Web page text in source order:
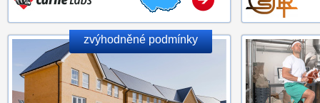
zvýhodněné podmínky